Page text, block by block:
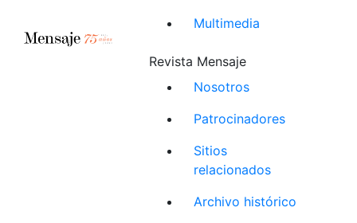
Multimedia
Revista Mensaje
Nosotros
Patrocinadores
Sitios
relacionados
Archivo histórico